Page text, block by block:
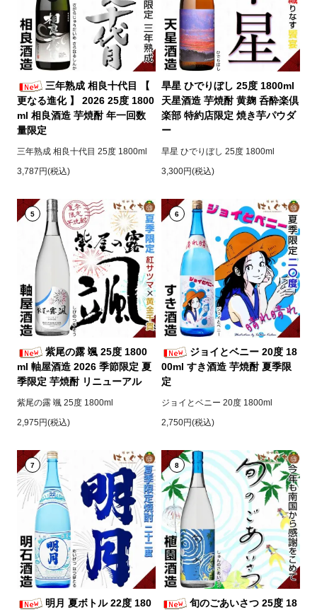
三年熟成 相良十代目 【
更なる進化 】 2026 25度 1800
ml 相良酒造 芋焼酎 年一回数
量限定
三年熟成 相良十代目 25度 1800ml
3,787円(税込)
旱星 ひでりぼし 25度 1800ml
天星酒造 芋焼酎 黄麹 呑酔楽倶
楽部 特約店限定 焼き芋パウダ
ー
旱星 ひでりぼし 25度 1800ml
3,300円(税込)
5
紫尾の露 颯 25度 1800
ml 軸屋酒造 2026 季節限定 夏
季限定 芋焼酎 リニューアル
紫尾の露 颯 25度 1800ml
2,975円(税込)
6
ジョイとベニー 20度 18
00ml すき酒造 芋焼酎 夏季限
定
ジョイとベニー 20度 1800ml
2,750円(税込)
7
明月 夏ボトル 22度 180
8
旬のごあいさつ 25度 18